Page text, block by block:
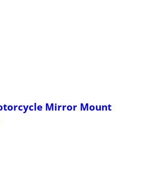
Mirror Mount